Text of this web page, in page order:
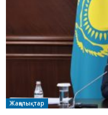
Жаңалықтар